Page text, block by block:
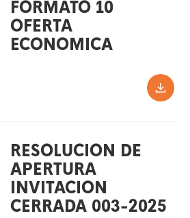
FORMATO 10
OFERTA
ECONOMICA
RESOLUCION DE
APERTURA
INVITACION
CERRADA 003-2025